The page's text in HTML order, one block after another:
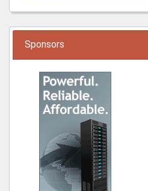
Sponsors